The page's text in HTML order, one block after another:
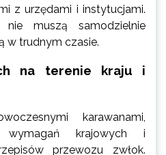
z urzędami i instytucjami.
muszą samodzielnie
w trudnym czasie.
na terenie kraju i
karawanami,
wymagań krajowych i
przewozu zwłok.